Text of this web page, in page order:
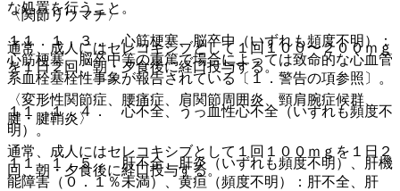
な処置を行うこと。
１１．１．３． 心筋梗塞、脳卒中（いずれも頻度不明）：
心筋梗塞、脳卒中等の重篤で場合によっては致命的な心血管
系血栓塞栓性事象が報告されている〔１．警告の項参照〕。
１１．１．４． 心不全、うっ血性心不全（いずれも頻度不
明）。
１１．１．５． 肝不全、肝炎（いずれも頻度不明）、肝機
能障害（０．１％未満）、黄疸（頻度不明）：肝不全、肝
〈関節リウマチ〉
通常、成人にはセレコキシブとして１回１００〜２００ｍｇ
を１日２回、朝・夕食後に経口投与する。
〈変形性関節症、腰痛症、肩関節周囲炎、頸肩腕症候群、
腱・腱鞘炎〉
通常、成人にはセレコキシブとして１回１００ｍｇを１日２
回、朝・夕食後に経口投与する。